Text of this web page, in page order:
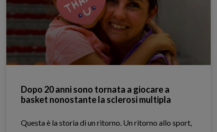
Dopo 20 anni sono tornata a giocare a
basket nonostante la sclerosi multipla
Questa è la storia di un ritorno. Un ritorno allo sport,